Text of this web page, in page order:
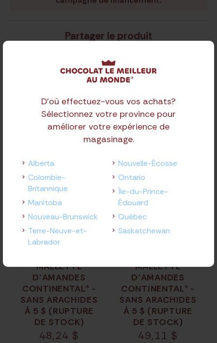
D'où effectuez-vous vos achats?
Sélectionnez votre province pour
améliorer votre expérience de
magasinage.
Alberta
Colombie-
Britannique
Manitoba
Nouveau-Brunswick
Terre-Neuve-et-
Labrador
Nouvelle-Écosse
Ontario
Île-du-Prince-
Édouard
Québec
Saskatchewan
Partager le produit
Produits connexes
MALLETTE
D’AMANDES
CONTINENTAL® -
SANS ARACHIDES
À 5 $ (RUPTURE
DE STOCK)
48,24 $
MALLETTE
D’AMANDES
CONTINENTAL® -
SANS ARACHIDES
À 5 $ (RUPTURE
DE STOCK)
49,11 $